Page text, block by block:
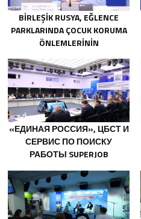
BIRLEŞIK RUSYA, EĞLENCE
PARKLARINDA ÇOCUK KORUMA
ÖNLEMLERININ
«ЕДИНАЯ РОССИЯ», ЦБСТ И
СЕРВИС ПО ПОИСКУ
РАБОТЫ SUPERJOB
РОССИИ
СПЕЦИАЛИЗИРОВАННУЮ
ПЛАТФОРМУ ДЛЯ